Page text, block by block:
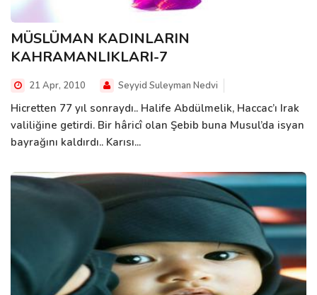
MÜSLÜMAN KADINLARIN
KAHRAMANLIKLARI-7
21 Apr, 2010 Seyyid Suleyman Nedvi
Hicretten 77 yıl sonraydı.. Halife Abdülmelik, Haccac’ı Irak
valiliğine getirdi. Bir hâricî olan Şebib buna Musul’da isyan
bayrağını kaldırdı.. Karısı...